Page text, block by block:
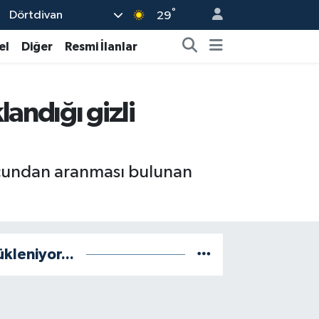
Dörtdivan 29°
Diğer Resmi İlanlar
gizli
aranması bulunan